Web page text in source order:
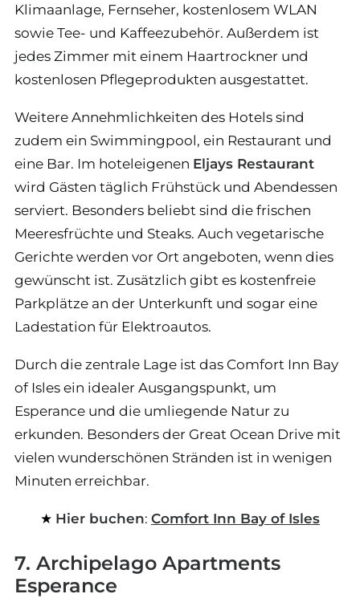
Klimaanlage, Fernseher, kostenlosem WLAN
sowie Tee- und Kaffeezubehör. Außerdem ist
jedes Zimmer mit einem Haartrockner und
kostenlosen Pflegeprodukten ausgestattet.
Weitere Annehmlichkeiten des Hotels sind
zudem ein Swimmingpool, ein Restaurant und
eine Bar. Im hoteleigenen Eljays Restaurant
wird Gästen täglich Frühstück und Abendessen
serviert. Besonders beliebt sind die frischen
Meeresfrüchte und Steaks. Auch vegetarische
Gerichte werden vor Ort angeboten, wenn dies
gewünscht ist. Zusätzlich gibt es kostenfreie
Parkplätze an der Unterkunft und sogar eine
Ladestation für Elektroautos.
Durch die zentrale Lage ist das Comfort Inn Bay
of Isles ein idealer Ausgangspunkt, um
Esperance und die umliegende Natur zu
erkunden. Besonders der Great Ocean Drive mit
vielen wunderschönen Stränden ist in wenigen
Minuten erreichbar.
Hier buchen: Comfort Inn Bay of Isles
7. Archipelago Apartments
Esperance